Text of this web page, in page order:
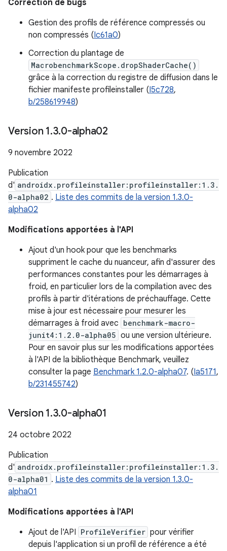
Correction de bugs
Gestion des profils de référence compressés ou
non compressés (Ic61a0)
Correction du plantage de
MacrobenchmarkScope.dropShaderCache()
grâce à la correction du registre de diffusion dans le
fichier manifeste profileinstaller (I5c728,
b/258619948)
Version 1.3.0-alpha02
9 novembre 2022
Publication
d' androidx.profileinstaller:profileinstaller:1.3.
0-alpha02 . Liste des commits de la version 1.3.0-
alpha02
Modifications apportées à l'API
Ajout d'un hook pour que les benchmarks
suppriment le cache du nuanceur, afin d'assurer des
performances constantes pour les démarrages à
froid, en particulier lors de la compilation avec des
profils à partir d'itérations de préchauffage. Cette
mise à jour est nécessaire pour mesurer les
démarrages à froid avec benchmark-macro-
junit4:1.2.0-alpha05 ou une version ultérieure.
Pour en savoir plus sur les modifications apportées
à l'API de la bibliothèque Benchmark, veuillez
consulter la page Benchmark 1.2.0-alpha07. (Ia5171,
b/231455742)
Version 1.3.0-alpha01
24 octobre 2022
Publication
d' androidx.profileinstaller:profileinstaller:1.3.
0-alpha01 . Liste des commits de la version 1.3.0-
alpha01
Modifications apportées à l'API
Ajout de l'API ProfileVerifier pour vérifier
depuis l'application si un profil de référence a été